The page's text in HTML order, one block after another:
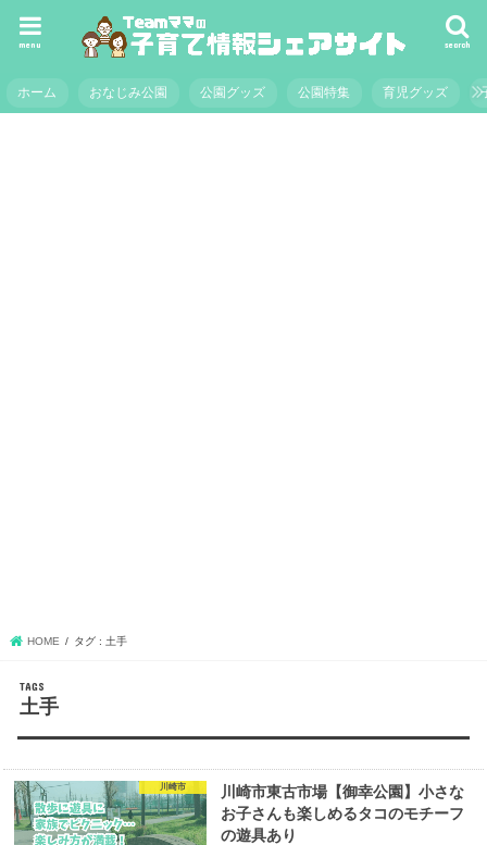
search
menu
ホーム おなじみ公園 公園グッズ 公園特集 育児グッズ
HOME タグ : 土手
土手
川崎市
川崎市東古市場【御幸公園】小さな
お子さんも楽しめるタコのモチーフ
の遊具あり